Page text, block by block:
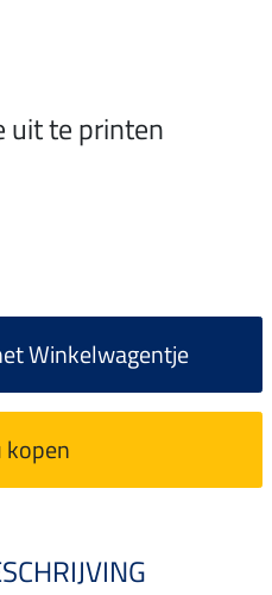
uit te printen
Winkelwagentje
kopen